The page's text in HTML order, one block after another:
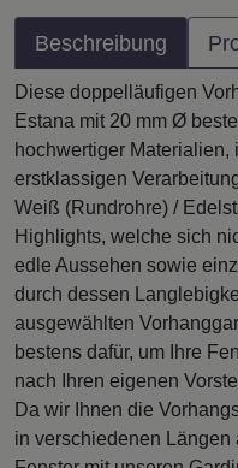
Beschreibung
Diese doppelläufigen
Estana mit 20 mm Ø
hochwertiger
erstklassigen
Weiß (Rundrohre) /
Highlights, welche sich
edle Aussehen sowie
durch dessen
ausgewählten
bestens dafür, um Ihre
nach Ihren eigenen
Da wir Ihnen die
in verschiedenen